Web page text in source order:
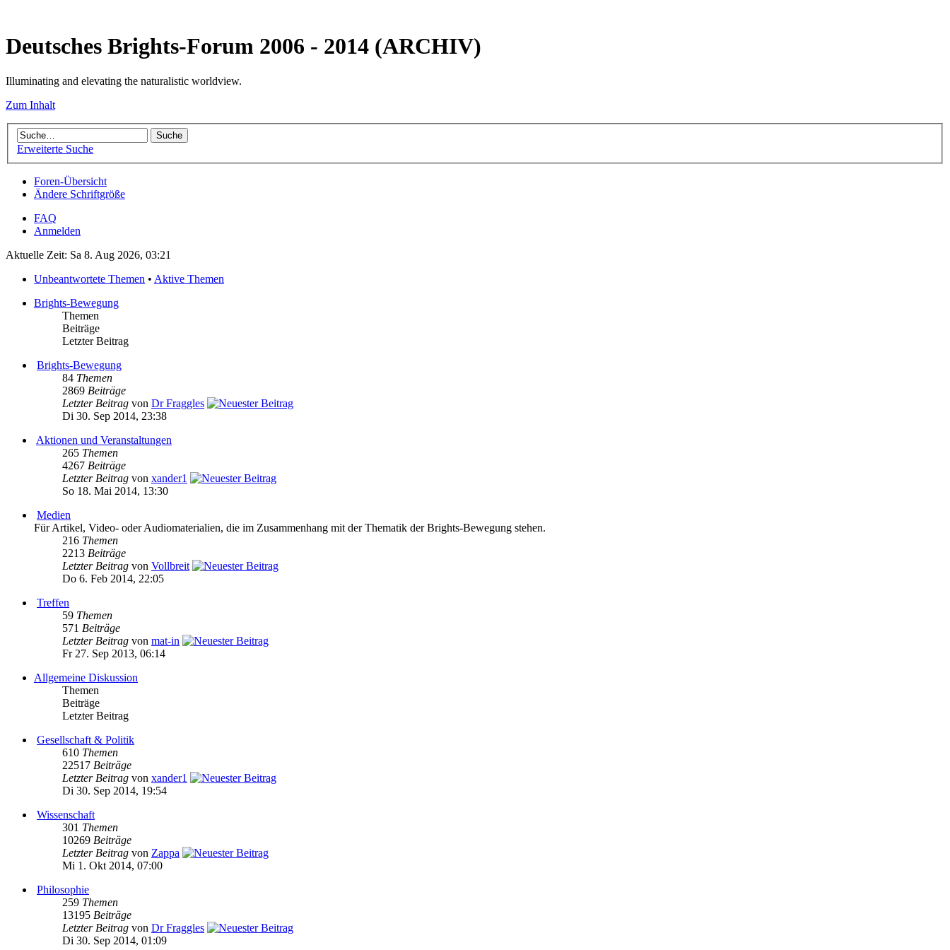
Deutsches Brights-Forum 2006 - 2014 (ARCHIV)
Illuminating and elevating the naturalistic worldview.
Zum Inhalt
Erweiterte Suche
Foren-Übersicht
Ändere Schriftgröße
FAQ
Anmelden
Aktuelle Zeit: Sa 8. Aug 2026, 03:21
Unbeantwortete Themen • Aktive Themen
Brights-Bewegung
Themen
Beiträge
Letzter Beitrag
Brights-Bewegung
84 Themen
2869 Beiträge
Letzter Beitrag von Dr Fraggles
Di 30. Sep 2014, 23:38
Aktionen und Veranstaltungen
265 Themen
4267 Beiträge
Letzter Beitrag von xander1
So 18. Mai 2014, 13:30
Medien
Für Artikel, Video- oder Audiomaterialien, die im Zusammenhang mit der Thematik der Brights-Bewegung stehen.
216 Themen
2213 Beiträge
Letzter Beitrag von Vollbreit
Do 6. Feb 2014, 22:05
Treffen
59 Themen
571 Beiträge
Letzter Beitrag von mat-in
Fr 27. Sep 2013, 06:14
Allgemeine Diskussion
Themen
Beiträge
Letzter Beitrag
Gesellschaft & Politik
610 Themen
22517 Beiträge
Letzter Beitrag von xander1
Di 30. Sep 2014, 19:54
Wissenschaft
301 Themen
10269 Beiträge
Letzter Beitrag von Zappa
Mi 1. Okt 2014, 07:00
Philosophie
259 Themen
13195 Beiträge
Letzter Beitrag von Dr Fraggles
Di 30. Sep 2014, 01:09